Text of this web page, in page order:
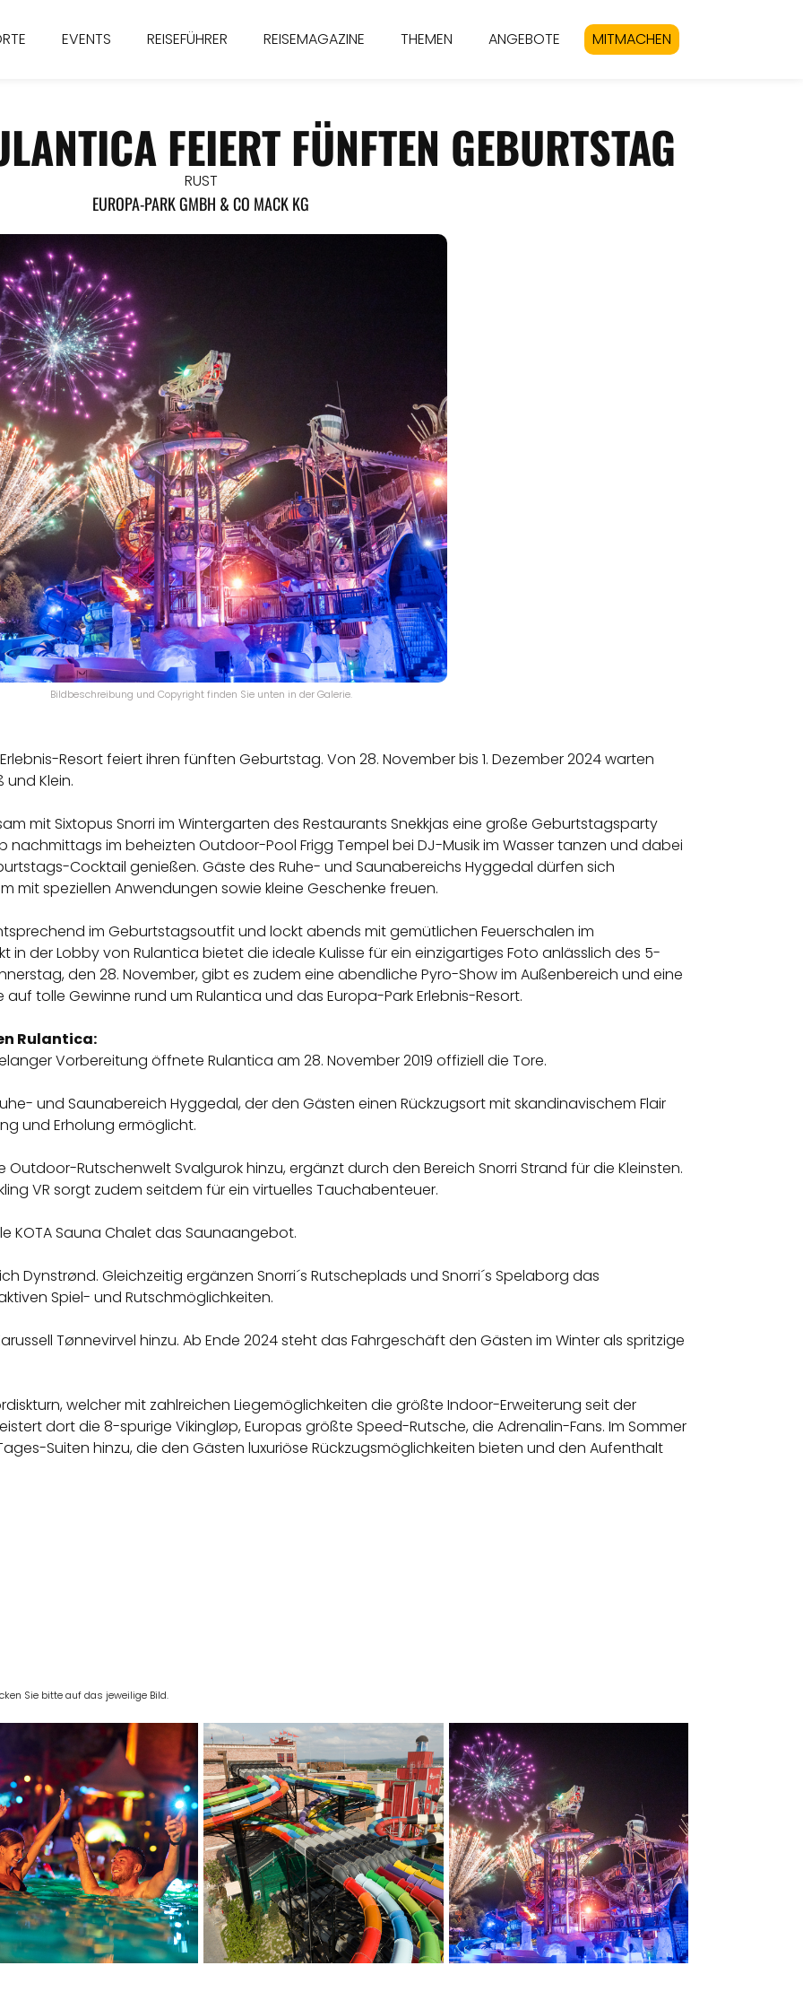
EVENTS REISEFÜHRER REISEMAGAZINE THEMEN ANGEBOTE MITMACHEN
FEIERT FÜNFTEN GEBURTSTAG
RUST
EUROPA-PARK GMBH & CO MACK KG
Bildbeschreibung und Copyright finden Sie unten in der Galerie.
Resort feiert ihren fünften Geburtstag. Von 28. November bis 1. Dezember 2024 warten
Klein.
mit Sixtopus Snorri im Wintergarten des Restaurants Snekkjas eine große Geburtstagsparty
nachmittags im beheizten Outdoor-Pool Frigg Tempel bei DJ-Musik im Wasser tanzen und dabei
Cocktail genießen. Gäste des Ruhe- und Saunabereichs Hyggedal dürfen sich
mit speziellen Anwendungen sowie kleine Geschenke freuen.
im Geburtstagsoutfit und lockt abends mit gemütlichen Feuerschalen im
in der Lobby von Rulantica bietet die ideale Kulisse für ein einzigartiges Foto anlässlich des 5-
den 28. November, gibt es zudem eine abendliche Pyro-Show im Außenbereich und eine
tolle Gewinne rund um Rulantica und das Europa-Park Erlebnis-Resort.
Rulantica:
Vorbereitung öffnete Rulantica am 28. November 2019 offiziell die Tore.
und Saunabereich Hyggedal, der den Gästen einen Rückzugsort mit skandinavischem Flair
und Erholung ermöglicht.
Outdoor-Rutschenwelt Svalgurok hinzu, ergänzt durch den Bereich Snorri Strand für die Kleinsten.
VR sorgt zudem seitdem für ein virtuelles Tauchabenteuer.
KOTA Sauna Chalet das Saunaangebot.
Dynstrønd. Gleichzeitig ergänzen Snorri´s Rutscheplads und Snorri´s Spelaborg das
Spiel- und Rutschmöglichkeiten.
Tønnevirvel hinzu. Ab Ende 2024 steht das Fahrgeschäft den Gästen im Winter als spritzige
welcher mit zahlreichen Liegemöglichkeiten die größte Indoor-Erweiterung seit der
dort die 8-spurige Vikingløp, Europas größte Speed-Rutsche, die Adrenalin-Fans. Im Sommer
Suiten hinzu, die den Gästen luxuriöse Rückzugsmöglichkeiten bieten und den Aufenthalt
Sie bitte auf das jeweilige Bild.